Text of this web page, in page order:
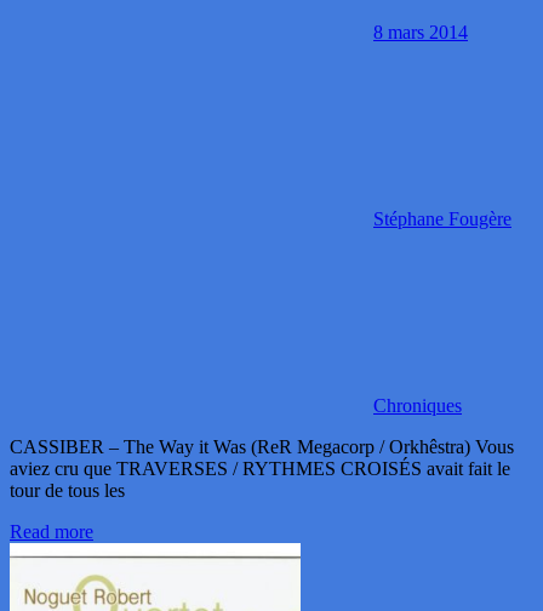
8 mars 2014
Stéphane Fougère
Chroniques
CASSIBER – The Way it Was (ReR Megacorp / Orkhêstra) Vous
aviez cru que TRAVERSES / RYTHMES CROISÉS avait fait le
tour de tous les
Read more